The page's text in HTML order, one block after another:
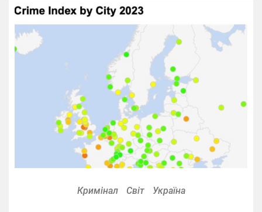
Кримінал Світ Україна